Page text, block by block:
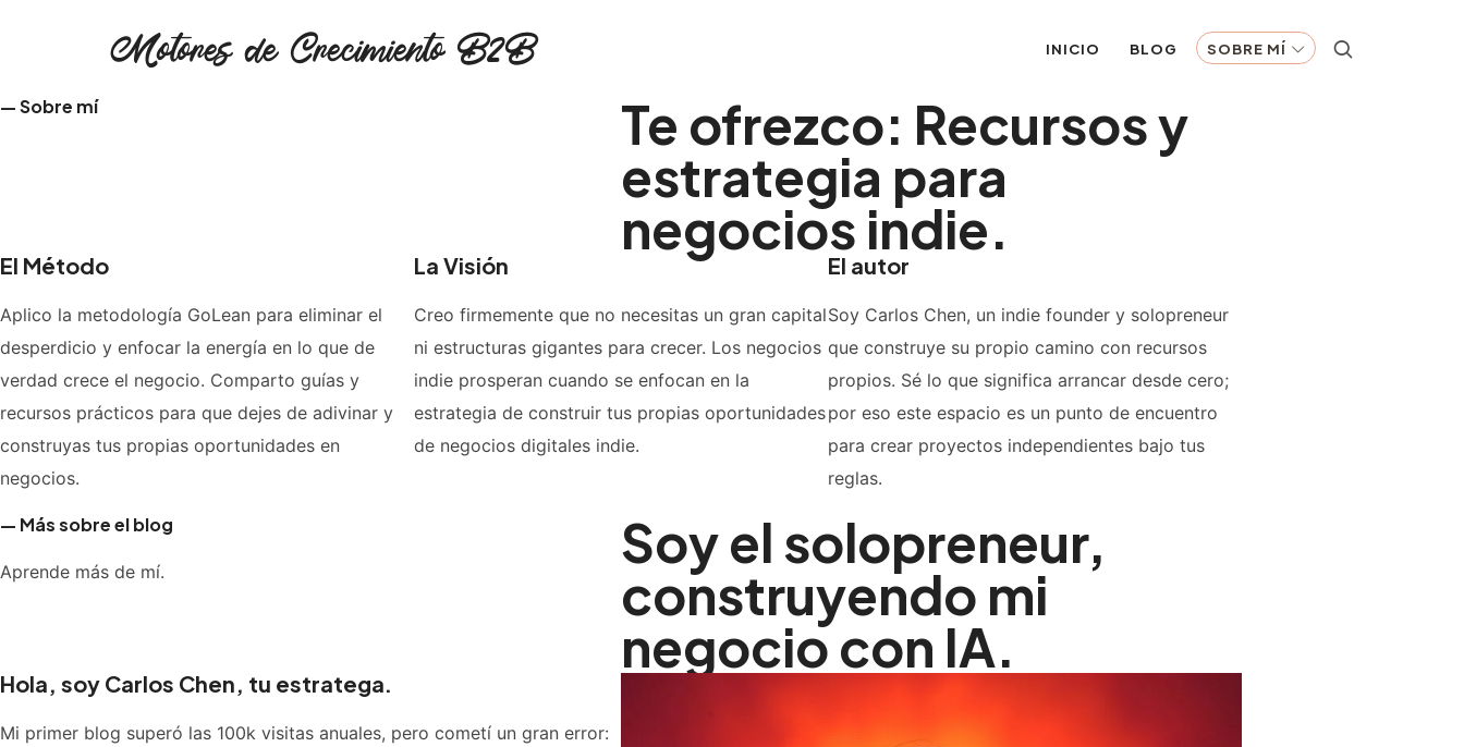
Motores de Crecimiento B2B INICIO BLOG SOBRE MÍ
— Sobre mí Te ofrezco: Recursos y
estrategia para
negocios indie.
El Método
Aplico la metodología GoLean para eliminar el
desperdicio y enfocar la energía en lo que de
verdad crece el negocio. Comparto guías y
recursos prácticos para que dejes de adivinar y
construyas tus propias oportunidades en
negocios.
La Visión
Creo firmemente que no necesitas un gran capital
ni estructuras gigantes para crecer. Los negocios
indie prosperan cuando se enfocan en la
estrategia de construir tus propias oportunidades
de negocios digitales indie.
El autor
Soy Carlos Chen, un indie founder y solopreneur
que construye su propio camino con recursos
propios. Sé lo que significa arrancar desde cero;
por eso este espacio es un punto de encuentro
para crear proyectos independientes bajo tus
reglas.
— Más sobre el blog
Aprende más de mí. Soy el solopreneur,
construyendo mi
negocio con IA.
Hola, soy Carlos Chen, tu estratega.
Mi primer blog superó las 100k visitas anuales, pero cometí un gran error: